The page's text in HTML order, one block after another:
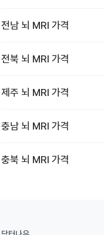
전남 뇌 MRI 가격
전북 뇌 MRI 가격
제주 뇌 MRI 가격
충남 뇌 MRI 가격
충북 뇌 MRI 가격